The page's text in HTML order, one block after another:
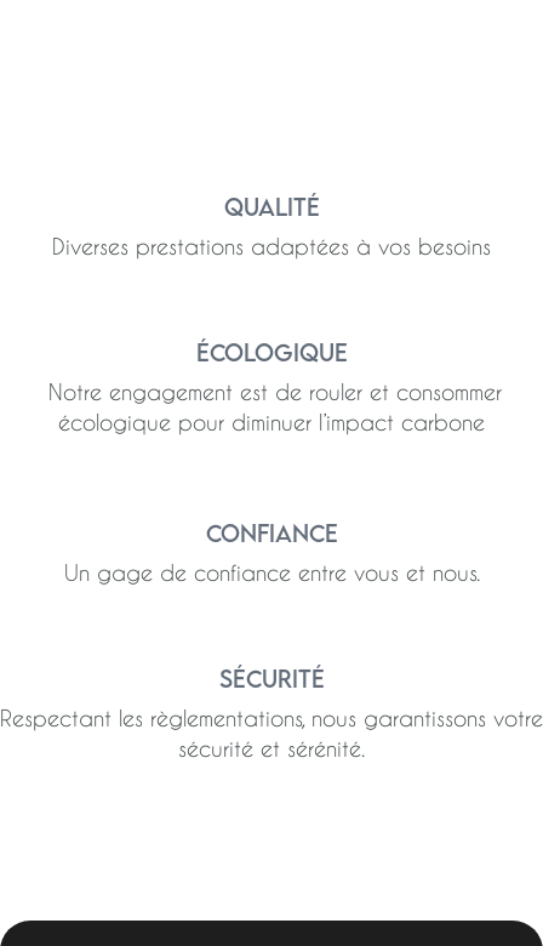
Qualité
Diverses prestations adaptées à vos besoins
Écologique
Notre engagement est de rouler et consommer
écologique pour diminuer l’impact carbone
Confiance
Un gage de confiance entre vous et nous.
Sécurité
Respectant les règlementations, nous garantissons votre
sécurité et sérénité.